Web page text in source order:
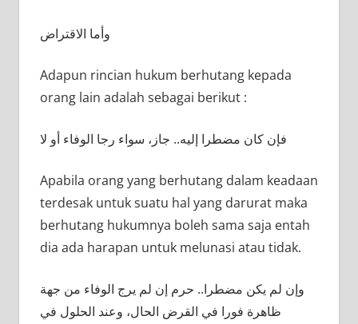
وأما الاقتراض
Adapun rincian hukum berhutang kepada
orang lain adalah sebagai berikut :
فإن كان مضطرا إليه.. جاز، سواء رجا الوفاء أو لا
Apabila orang yang berhutang dalam keadaan
terdesak untuk suatu hal yang darurat maka
berhutang hukumnya boleh sama saja entah
dia ada harapan untuk melunasi atau tidak.
وإن لم يكن مضطرا.. حرم إن لم يرج الوفاء من جهة
ظاهرة فورا في القرض الحال، وعند الحلول في